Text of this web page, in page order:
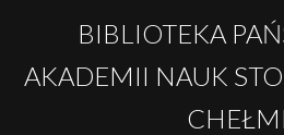
BIBLIOTEKA
AKADEMII NAUK